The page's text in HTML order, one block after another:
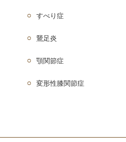
すべり症
鵞足炎
顎関節症
変形性膝関節症